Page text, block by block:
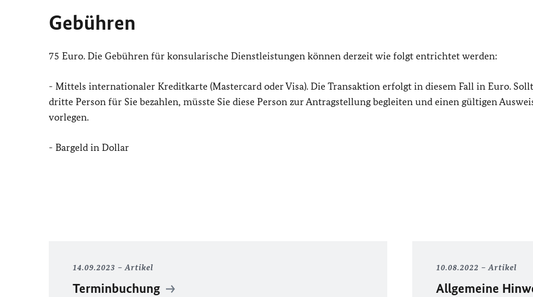
Gebühren
75 Euro. Die Gebühren für konsularische Dienstleistungen können derzeit wie folgt entrichtet werden:
- Mittels internationaler Kreditkarte (Mastercard oder Visa). Die Transaktion erfolgt in diesem Fall in Euro.
dritte Person für Sie bezahlen, müsste Sie diese Person zur Antragstellung begleiten und einen gültigen
vorlegen.
- Bargeld in Dollar
14.09.2023 Artikel
Terminbuchung
10.08.2022 Artikel
Allgemeine